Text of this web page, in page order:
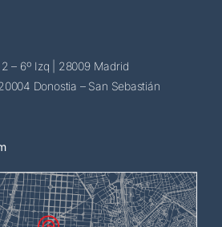
– 6º Izq | 28009 Madrid
Donostia – San Sebastián